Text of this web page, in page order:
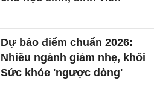
Dự báo điểm chuẩn 2026:
Nhiều ngành giảm nhẹ, khối
Sức khỏe 'ngược dòng'